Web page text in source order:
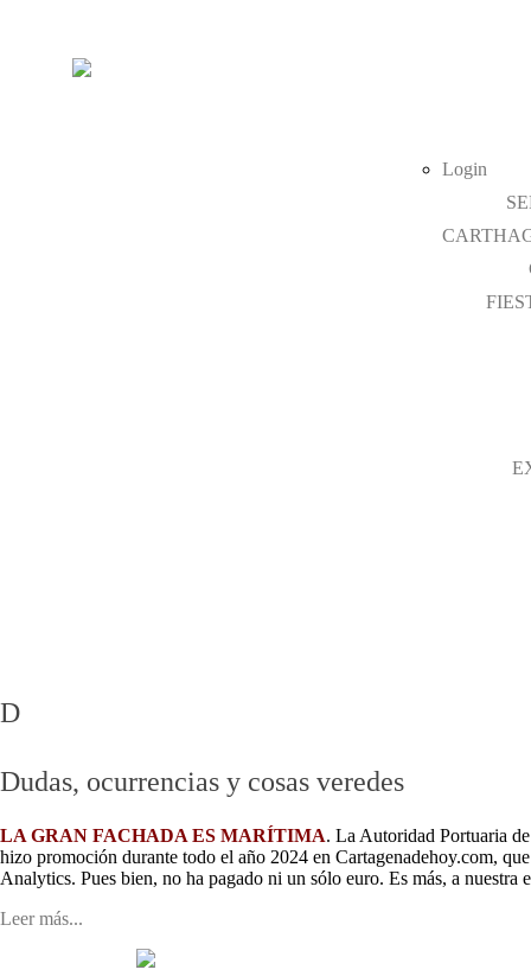
Login
D
Dudas, ocurrencias y cosas veredes
LA GRAN FACHADA ES MARÍTIMA. La Autoridad Portuaria
hizo promoción durante todo el año 2024 en Cartagenadehoy.com,
Analytics. Pues bien, no ha pagado ni un sólo euro. Es más, a nuestra
Leer más...